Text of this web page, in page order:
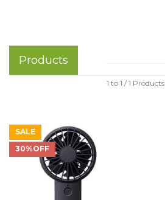
Products
1 to 1 / 1 Products
SALE
30%OFF